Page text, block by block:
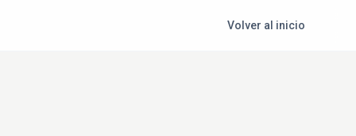
Volver al inicio